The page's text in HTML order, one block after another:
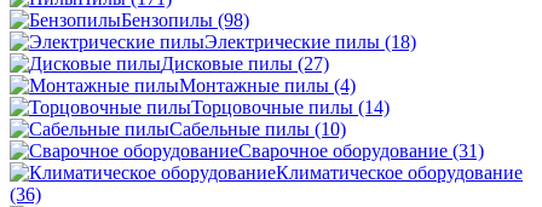
Бензопилы (98)
Электрические пилы (18)
Дисковые пилы (27)
Монтажные пилы (4)
Торцовочные пилы (14)
Сабельные пилы (10)
Сварочное оборудование (31)
Климатическое оборудование
(36)